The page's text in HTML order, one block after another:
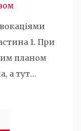
1. При
планом
а тут…